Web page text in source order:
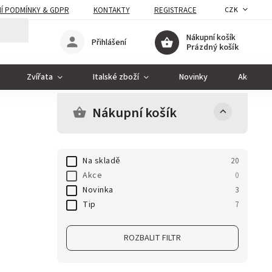
PODMÍNKY & GDPR KONTAKTY REGISTRACE CZK
Nákupní košík
Prázdný košík
Přihlášení
Zvířata Italské zboží Novinky Akce
Nákupní košík
Na skladě 20
Akce 0
Novinka 3
Tip 7
ROZBALIT FILTR